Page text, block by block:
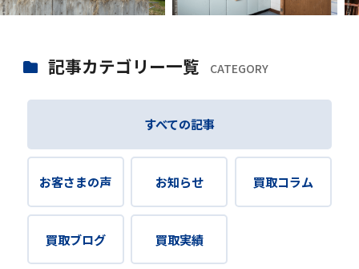
記事カテゴリー一覧 CATEGORY
すべての記事
お客さまの声 お知らせ 買取コラム
買取ブログ 買取実績